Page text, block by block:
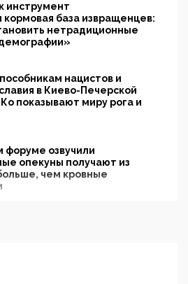
инструмент
кормовая база извращенцев:
нетрадиционные
нацистов и
в Киево-Печерской
показывают миру рога и
форуме озвучили
опекуны получают из
чем кровные